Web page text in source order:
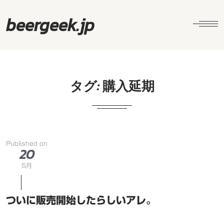
beergeek.jp
タグ:購入延期
Published on
20
5月
ついに販売開始したらしいアレ。